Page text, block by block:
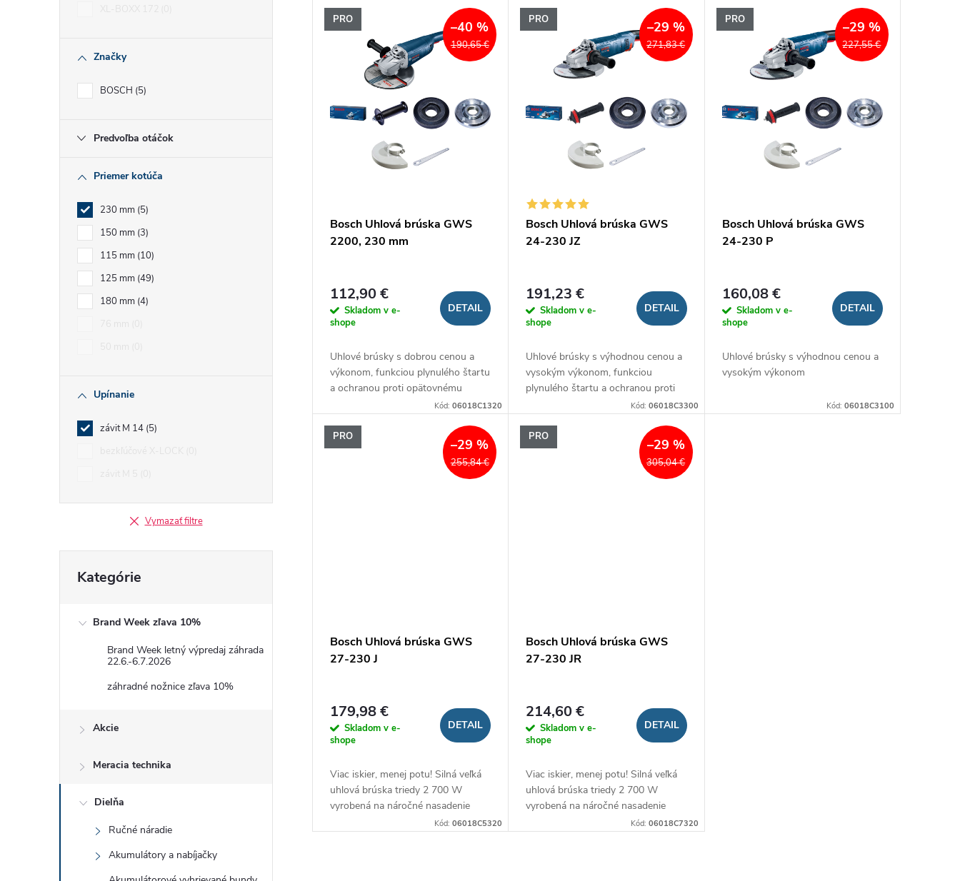
Značky
BOSCH 5
Predvoľba otáčok
Priemer kotúča
230 mm 5
150 mm 3
115 mm 10
125 mm 49
180 mm 4
Upínanie
závit M 14 5
Vymazať filtre
kategórie
Kategórie
Brand Week zľava 10%
Brand Week letný výpredaj záhrada
22.6.-6.7.2026
záhradné nožnice zľava 10%
Akcie
Meracia technika
Dielňa
Ručné náradie
Akumulátory a nabíjačky
e
o
v
V
t
o
PRO
190,65 €
–40 %
Bosch Uhlová brúska GWS
2200, 230 mm
112,90 €
Skladom v e-
shope
DETAIL
Uhlové brúsky s dobrou cenou a
výkonom, funkciou plynulého štartu
a ochranou proti opätovnému
Kód:06018C1320
PRO
271,83 €
–29 %
Bosch Uhlová brúska GWS
24-230 JZ
191,23 €
Skladom v e-
shope
DETAIL
Uhlové brúsky s výhodnou cenou a
vysokým výkonom, funkciou
plynulého štartu a ochranou proti
Kód: 06018C3300
PRO
227,55 €
–29 %
Bosch Uhlová brúska GWS
24-230 P
160,08 €
Skladom v e-
shope
DETAIL
Uhlové brúsky s výhodnou cenou a
vysokým výkonom
Kód: 06018C3100
PRO
255,84 €
–29 %
Bosch Uhlová brúska GWS
27-230 J
179,98 €
Skladom v e-
shope
DETAIL
Viac iskier, menej potu! Silná veľká
uhlová brúska triedy 2 700 W
vyrobená na náročné nasadenie
Kód:06018C5320
PRO
305,04 €
–29 %
Bosch Uhlová brúska GWS
27-230 JR
214,60 €
Skladom v e-
shope
DETAIL
Viac iskier, menej potu! Silná veľká
uhlová brúska triedy 2 700 W
vyrobená na náročné nasadenie
Kód: 06018C7320